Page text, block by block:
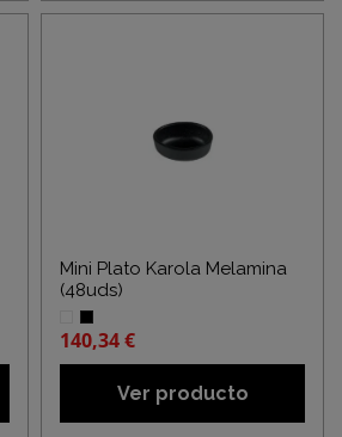
Mini Plato Karola Melamina
(48uds)
140,34 €
Ver producto